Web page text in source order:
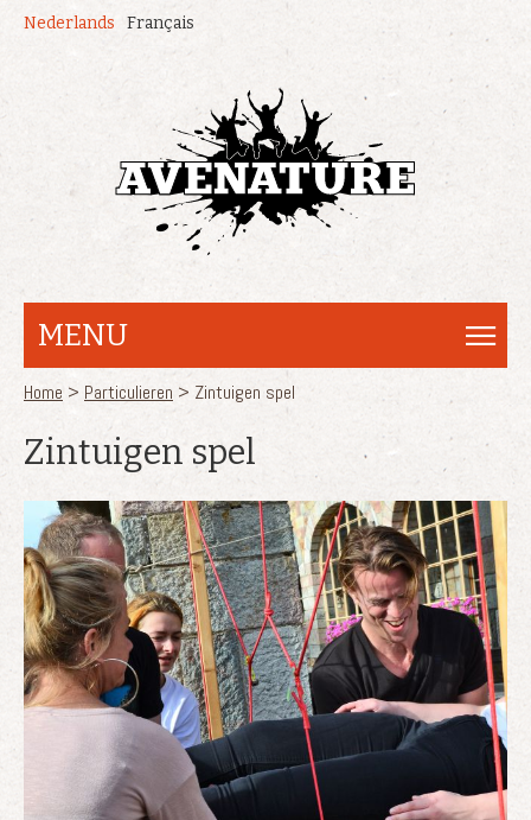
Overslaan en naar de inhoud gaan
Nederlands Français
MENU
U bent hier
Home > Particulieren > Zintuigen spel
Zintuigen spel